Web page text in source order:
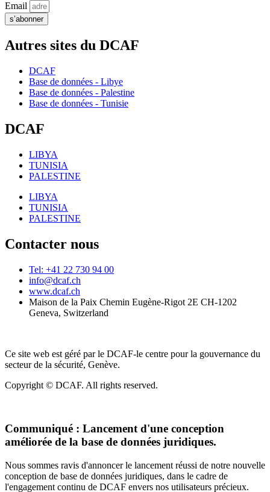
Email
s’abonner
Autres sites du DCAF
DCAF
Base de données - Libye
Base de données - Palestine
Base de données - Tunisie
DCAF
LIBYA
TUNISIA
PALESTINE
LIBYA
TUNISIA
PALESTINE
Contacter nous
Tel: +41 22 730 94 00
info@dcaf.ch
www.dcaf.ch
Maison de la Paix Chemin Eugène-Rigot 2E CH-1202
Geneva, Switzerland
Ce site web est géré par le DCAF-le centre pour la gouvernance du
secteur de la sécurité, Genève.
Copyright © DCAF. All rights reserved.
Communiqué : Lancement d'une conception
améliorée de la base de données juridiques.
Nous sommes ravis d'annoncer le lancement réussi de notre nouvelle
conception de base de données juridiques, dans le cadre de
l'engagement continu de DCAF envers nos utilisateurs précieux.